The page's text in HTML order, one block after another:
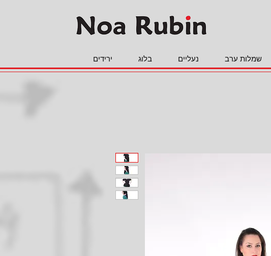
שמלות ערב נעליים בלוג ירידים